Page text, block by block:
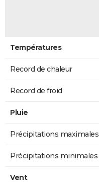
Températures
Record de chaleur
Record de froid
Pluie
Précipitations maximales
Précipitations minimales
Vent